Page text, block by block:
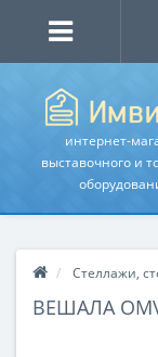
интернет-
выставочного и
Стеллажи,
ВЕШАЛА